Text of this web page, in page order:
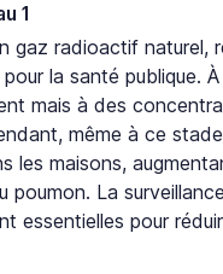
1
gaz radioactif naturel,
la santé publique. À
mais à des
même à ce
les maisons,
poumon. La
essentielles pour